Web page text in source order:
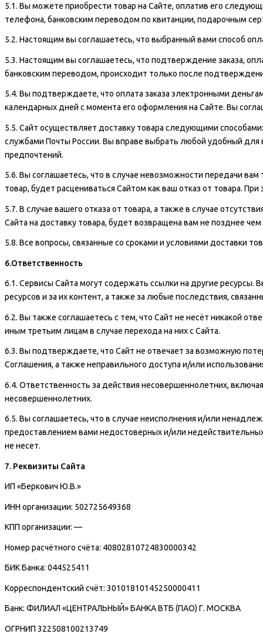
5.1. Вы можете приобрести товар на Сайте, оплатив его
телефона, банковским переводом по квитанции, подарочным
5.2. Настоящим вы соглашаетесь, что выбранный вами способ
5.3. Настоящим вы соглашаетесь, что подтверждение заказа,
банковским переводом, происходит только после
5.4. Вы подтверждаете, что оплата заказа электронными
календарных дней с момента его оформления на Сайте. Вы
5.5. Сайт осуществляет доставку товара следующими
службами Почты России. Вы вправе выбрать любой удобный для
предпочтений.
5.6. Вы соглашаетесь, что в случае невозможности передачи
товар, будет расцениваться Сайтом как ваш отказ от товара.
5.7. В случае вашего отказа от товара, а также в случае
Сайта на доставку товара, будет возвращена вам не позднее
5.8. Все вопросы, связанные со сроками и условиями доставки
6.Ответственность
6.1. Сервисы Сайта могут содержать ссылки на другие ресурсы.
ресурсов и за их контент, а также за любые последствия,
6.2. Вы также соглашаетесь с тем, что Сайт не несёт никакой
иным третьим лицам в случае перехода на них с Сайта.
6.3. Вы подтверждаете, что Сайт не отвечает за возможную
Соглашения, а также неправильного доступа и/или
6.4. Ответственность за действия несовершеннолетних,
несовершеннолетних.
6.5. Вы соглашаетесь, что в случае неисполнения и/или
предоставлением вами недостоверных и/или
не несет.
7. Реквизиты Сайта
ИП «Беркович Ю.В.»
ИНН организации: 502725649368
КПП организации: —
Номер расчётного счёта: 40802810724830000342
БИК Банка: 044525411
Корреспондентский счёт: 30101810145250000411
Банк: ФИЛИАЛ «ЦЕНТРАЛЬНЫЙ» БАНКА ВТБ (ПАО) Г. МОСКВА
ОГРНИП 322508100213749